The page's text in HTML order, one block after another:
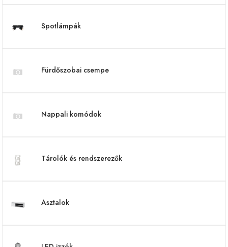
Spotlámpák
Fürdőszobai csempe
Nappali komódok
Tárolók és rendszerezők
Asztalok